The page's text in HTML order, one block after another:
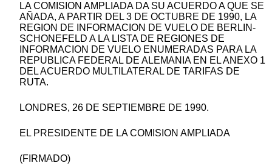
LA COMISION AMPLIADA DA SU ACUERDO A QUE SE
AÑADA, A PARTIR DEL 3 DE OCTUBRE DE 1990, LA
REGION DE INFORMACION DE VUELO DE BERLIN-
SCHONEFELD A LA LISTA DE REGIONES DE
INFORMACION DE VUELO ENUMERADAS PARA LA
REPUBLICA FEDERAL DE ALEMANIA EN EL ANEXO 1
DEL ACUERDO MULTILATERAL DE TARIFAS DE
RUTA.
LONDRES, 26 DE SEPTIEMBRE DE 1990.
EL PRESIDENTE DE LA COMISION AMPLIADA
(FIRMADO)